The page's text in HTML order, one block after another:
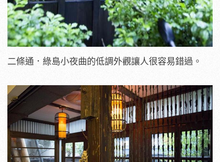
二條通．綠島小夜曲的低調外觀讓人很容易錯過。